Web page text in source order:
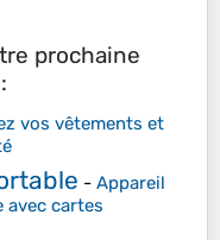
prochaine
vos vêtements et
- Appareil
cartes